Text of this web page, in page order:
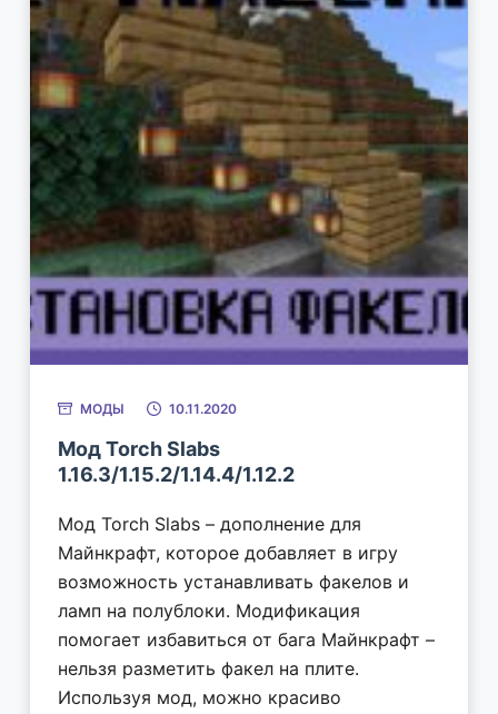
МОДЫ 10.11.2020
Мод Torch Slabs
1.16.3/1.15.2/1.14.4/1.12.2
Мод Torch Slabs – дополнение для
Майнкрафт, которое добавляет в игру
возможность устанавливать факелов и
ламп на полублоки. Модификация
помогает избавиться от бага Майнкрафт –
нельзя разметить факел на плите.
Используя мод, можно красиво